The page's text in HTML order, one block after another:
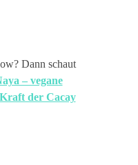
Dann schaut
– vegane
der Cacay